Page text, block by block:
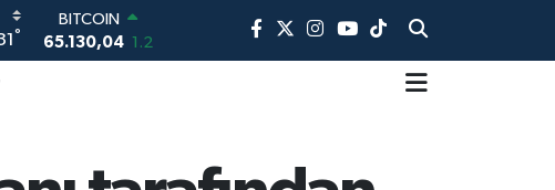
°
BITCOIN
65.130,04 1.2
DOLAR
64,1897 0.02